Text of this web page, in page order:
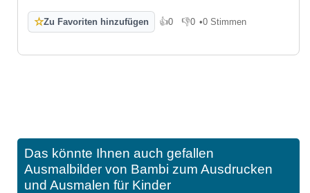
☆Zu Favoriten hinzufügen 👍0
Gefällt mir
👎0
Gefällt mir nicht
•0 Stimmen
Das könnte Ihnen auch gefallen
Ausmalbilder von Bambi zum Ausdrucken
und Ausmalen für Kinder